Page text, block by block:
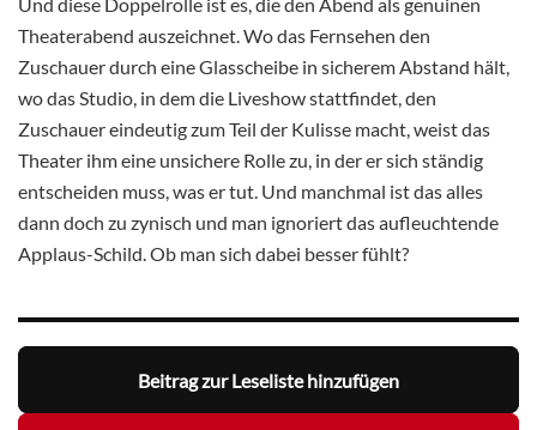
Theaterabend auszeichnet. Wo das Fernsehen den
Zuschauer durch eine Glasscheibe in sicherem Abstand hält,
wo das Studio, in dem die Liveshow stattfindet, den
Zuschauer eindeutig zum Teil der Kulisse macht, weist das
Theater ihm eine unsichere Rolle zu, in der er sich ständig
entscheiden muss, was er tut. Und manchmal ist das alles
dann doch zu zynisch und man ignoriert das aufleuchtende
Applaus-Schild. Ob man sich dabei besser fühlt?
Beitrag zur Leseliste hinzufügen